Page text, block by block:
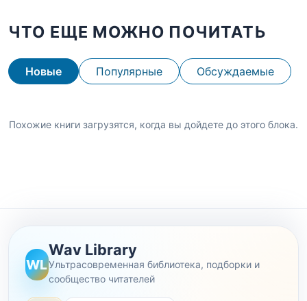
ЧТО ЕЩЕ МОЖНО ПОЧИТАТЬ
Новые Популярные Обсуждаемые
Похожие книги загрузятся, когда вы дойдете до этого блока.
WL
Wav Library
Ультрасовременная библиотека, подборки и
сообщество читателей